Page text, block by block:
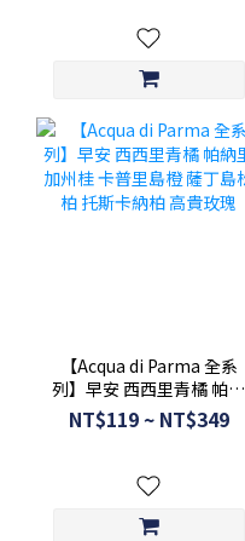
【Acqua di Parma 全系
列】早安 西西里青橘 帕納
里加州桂 卡普里島橙 薩丁
島松柏 托斯卡納柏 高貴玫
NT$119 ~ NT$349